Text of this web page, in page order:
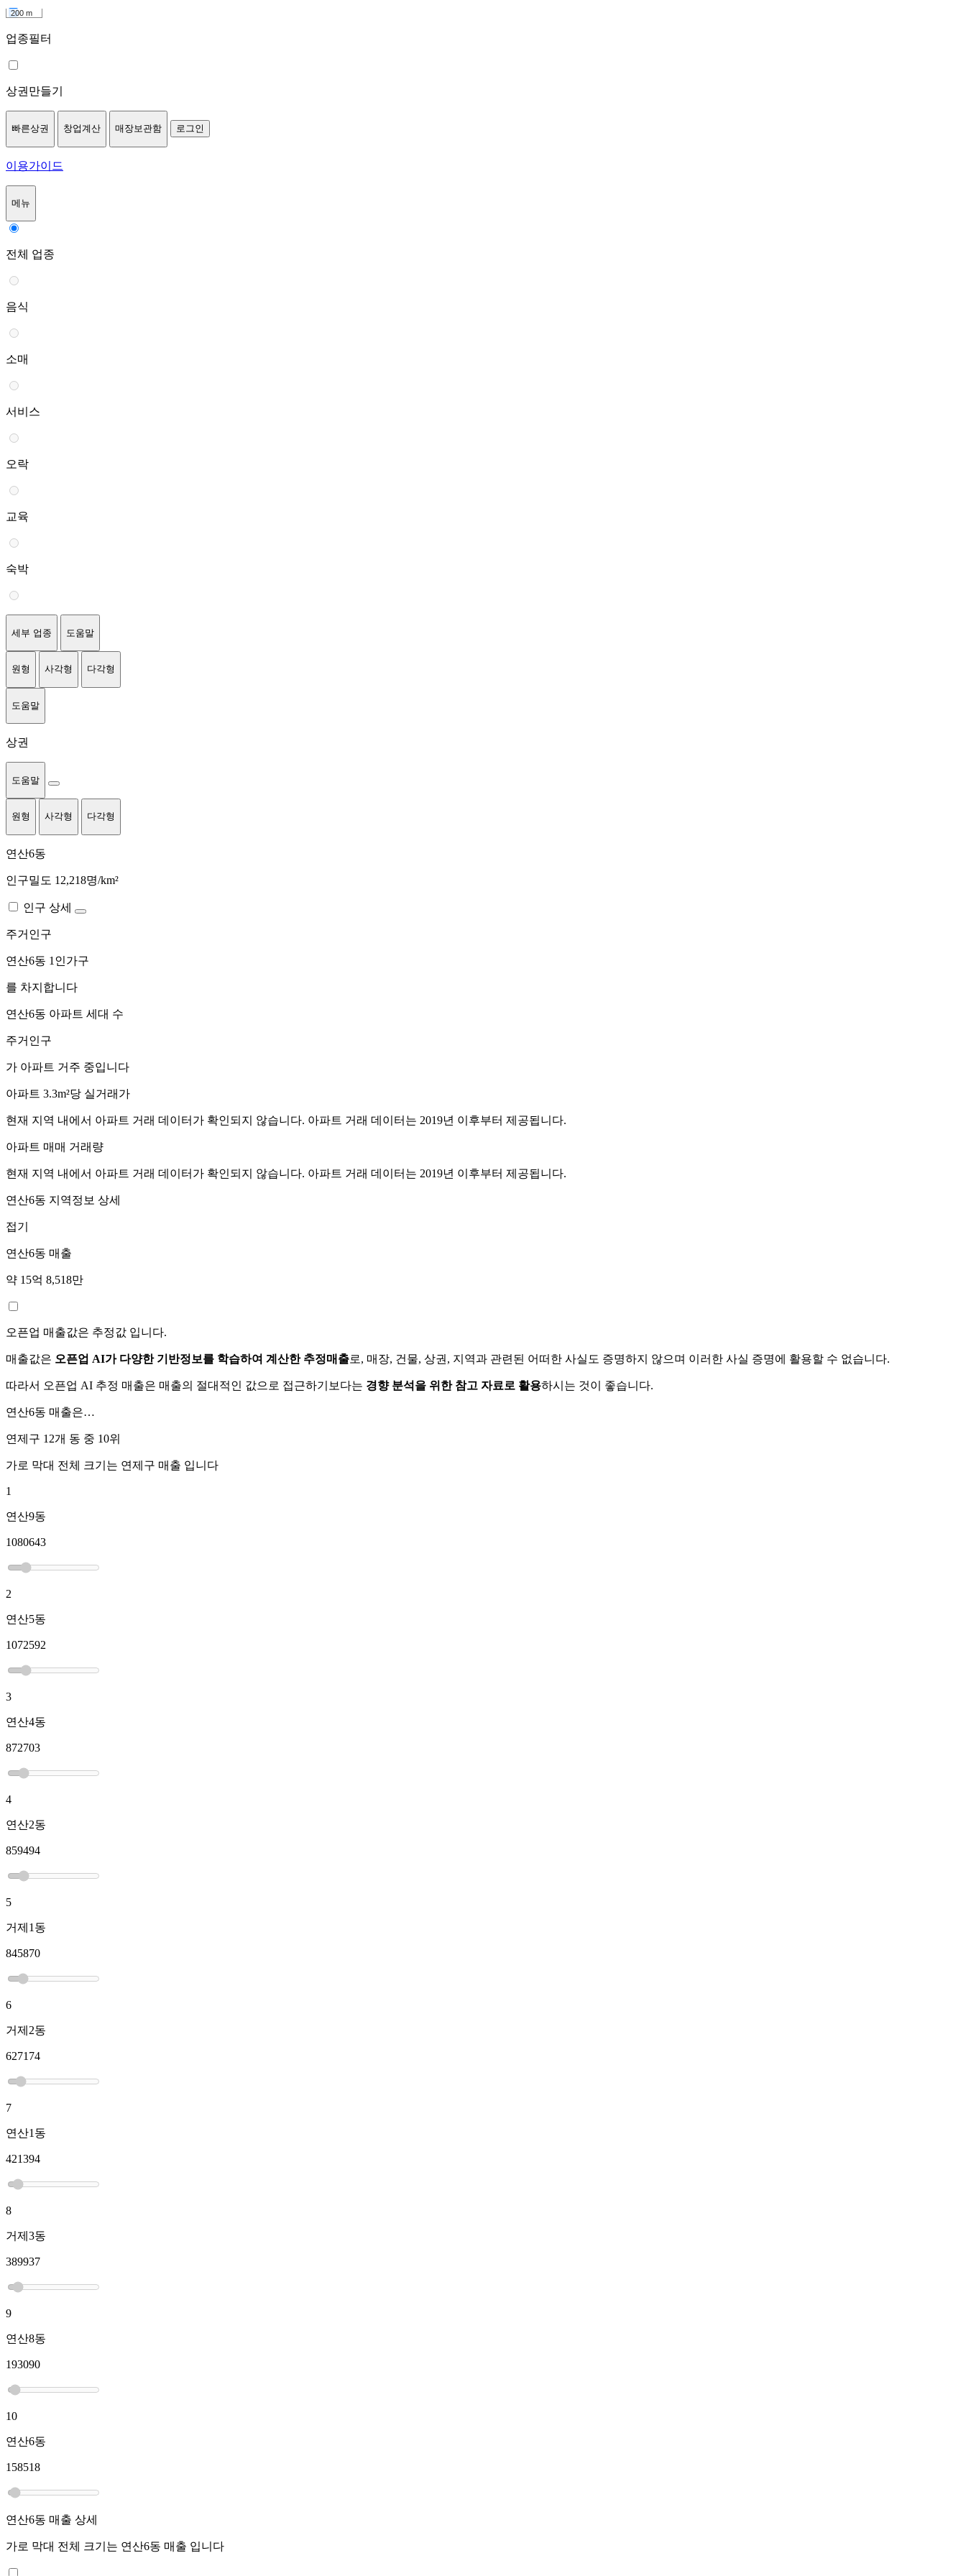
200 m
업종필터
상권만들기
빠른상권 창업계산 매장보관함 로그인
이용가이드
메뉴
전체 업종
음식
소매
서비스
오락
교육
숙박
세부 업종 도움말
원형 사각형 다각형
도움말
상권
도움말
원형 사각형 다각형
연산6동
인구밀도 12,218명/km²
인구 상세
주거인구
연산6동 1인가구
를 차지합니다
연산6동 아파트 세대 수
주거인구
가 아파트 거주 중입니다
아파트 3.3m²당 실거래가
현재 지역 내에서 아파트 거래 데이터가 확인되지 않습니다. 아파트 거래 데이터는 2019년 이후부터 제공됩니다.
아파트 매매 거래량
현재 지역 내에서 아파트 거래 데이터가 확인되지 않습니다. 아파트 거래 데이터는 2019년 이후부터 제공됩니다.
연산6동 지역정보 상세
접기
연산6동 매출
약 15억 8,518만
오픈업 매출값은 추정값 입니다.
매출값은 오픈업 AI가 다양한 기반정보를 학습하여 계산한 추정매출로, 매장, 건물, 상권, 지역과 관련된 어떠한 사실도 증명하지 않으며 이러한 사실 증명에 활용할 수 없습니다.
따라서 오픈업 AI 추정 매출은 매출의 절대적인 값으로 접근하기보다는 경향 분석을 위한 참고 자료로 활용하시는 것이 좋습니다.
연산6동 매출은…
연제구 12개 동 중 10위
가로 막대 전체 크기는 연제구 매출 입니다
1
연산9동
1080643
2
연산5동
1072592
3
연산4동
872703
4
연산2동
859494
5
거제1동
845870
6
거제2동
627174
7
연산1동
421394
8
거제3동
389937
9
연산8동
193090
10
연산6동
158518
연산6동 매출 상세
가로 막대 전체 크기는 연산6동 매출 입니다